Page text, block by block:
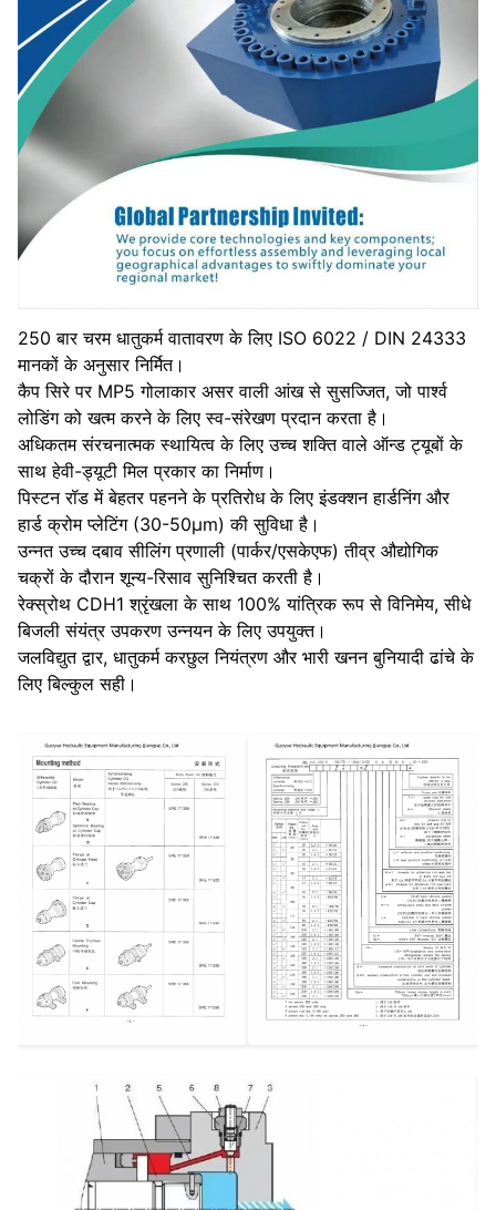
250 बार चरम धातुकर्म वातावरण के लिए ISO 6022 / DIN 24333
मानकों के अनुसार निर्मित।
कैप सिरे पर MP5 गोलाकार असर वाली आंख से सुसज्जित, जो पार्श्व
लोडिंग को खत्म करने के लिए स्व-संरेखण प्रदान करता है।
अधिकतम संरचनात्मक स्थायित्व के लिए उच्च शक्ति वाले ऑन्ड ट्यूबों के
साथ हेवी-ड्यूटी मिल प्रकार का निर्माण।
पिस्टन रॉड में बेहतर पहनने के प्रतिरोध के लिए इंडक्शन हार्डनिंग और
हार्ड क्रोम प्लेटिंग (30-50μm) की सुविधा है।
उन्नत उच्च दबाव सीलिंग प्रणाली (पार्कर/एसकेएफ) तीव्र औद्योगिक
चक्रों के दौरान शून्य-रिसाव सुनिश्चित करती है।
रेक्स्रोथ CDH1 श्रृंखला के साथ 100% यांत्रिक रूप से विनिमेय, सीधे
बिजली संयंत्र उपकरण उन्नयन के लिए उपयुक्त।
जलविद्युत द्वार, धातुकर्म करछुल नियंत्रण और भारी खनन बुनियादी ढांचे के
लिए बिल्कुल सही।